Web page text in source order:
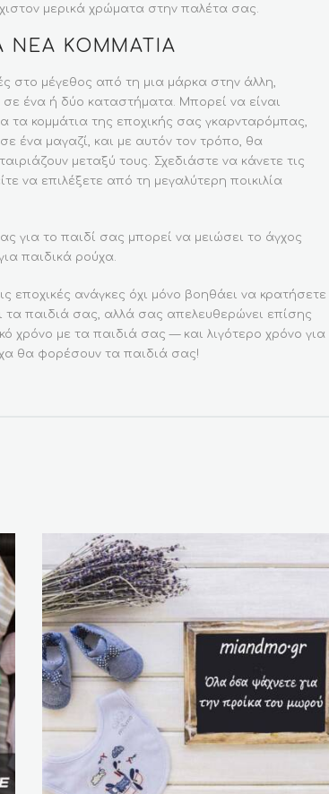
μερικά χρώματα στην παλέτα σας.
ΝΈΑ ΚΟΜΜΆΤΙΑ
στο μέγεθος από τη μια μάρκα στην άλλη,
ένα ή δύο καταστήματα. Μπορεί να είναι
τα κομμάτια της εποχικής σας γκαρνταρόμπας,
ένα μαγαζί, και με αυτόν τον τρόπο, θα
μεταξύ τους. Σχεδιάστε να κάνετε τις
να επιλέξετε από τη μεγαλύτερη ποικιλία
για το παιδί σας μπορεί να μειώσει το άγχος
παιδικά ρούχα.
εποχικές ανάγκες όχι μόνο βοηθάει να κρατήσετε
παιδιά σας, αλλά σας απελευθερώνει επίσης
χρόνο με τα παιδιά σας — και λιγότερο χρόνο για
θα φορέσουν τα παιδιά σας!